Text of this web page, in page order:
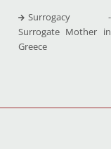
Surrogacy -
Surrogate Mother in
Greece